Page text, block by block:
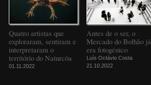
Quatro artistas que
exploraram, sentiram e
interpretaram o
território do Naturcôa
01.11.2022
Antes de o ser, o
Mercado do Bolhão já
era fotogénico
Luís Octávio Costa
21.10.2022